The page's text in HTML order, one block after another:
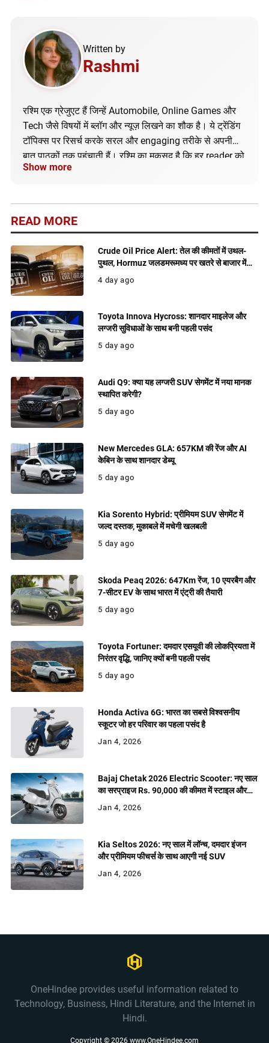
Written by
Rashmi
रश्मि एक ग्रेजुएट हैं जिन्हें Automobile, Online Games और
Tech जैसे विषयों में ब्लॉग और न्यूज़ लिखने का शौक है। ये ट्रेंडिंग
टॉपिक्स पर रिसर्च करके सरल और engaging तरीके से अपनी
बात पाठकों तक पहुंचाती हैं। रश्मि का मकसद है कि हर reader को
सही और अपडेटेड जानकारी मिले।
Show more
READ MORE
Crude Oil Price Alert: तेल की कीमतों में उथल-
पुथल, Hormuz जलडमरूमध्य पर खतरे से बाजार में
बढ़ी हलचल
4 day ago
Toyota Innova Hycross: शानदार माइलेज और
लग्जरी सुविधाओं के साथ बनी पहली पसंद
5 day ago
Audi Q9: क्या यह लग्जरी SUV सेगमेंट में नया मानक
स्थापित करेगी?
5 day ago
New Mercedes GLA: 657KM की रेंज और AI
केबिन के साथ शानदार डेब्यू
5 day ago
Kia Sorento Hybrid: प्रीमियम SUV सेगमेंट में
जल्द दस्तक, मुकाबले में मचेगी खलबली
5 day ago
Skoda Peaq 2026: 647Km रेंज, 10 एयरबैग और
7-सीटर EV के साथ भारत में एंट्री की तैयारी
5 day ago
Toyota Fortuner: दमदार एसयूवी की लोकप्रियता में
निरंतर वृद्धि, जानिए क्यों बनी पहली पसंद
5 day ago
Honda Activa 6G: भारत का सबसे विश्वसनीय
स्कूटर जो हर परिवार का पहला पसंद है
Jan 4, 2026
Bajaj Chetak 2026 Electric Scooter: नए साल
का सरप्राइज Rs. 90,000 की कीमत में स्टाइल और
शक्ति
Jan 4, 2026
Kia Seltos 2026: नए साल में लॉन्च, दमदार इंजन
और प्रीमियम फीचर्स के साथ आएगी नई SUV
Jan 4, 2026
OneHindee provides useful information related to
Technology, Business, Hindi Literature, and the Internet in
Hindi.
Copyright © 2026 www.OneHindee.com